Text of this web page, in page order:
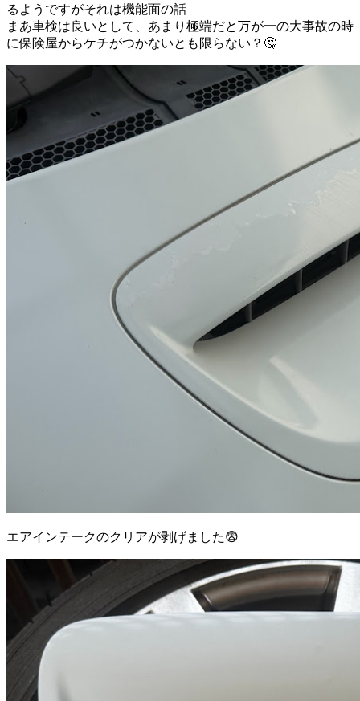
るようですがそれは機能面の話
まあ車検は良いとして、あまり極端だと万が一の大事故の時
に保険屋からケチがつかないとも限らない？🤔
エアインテークのクリアが剥げました😨